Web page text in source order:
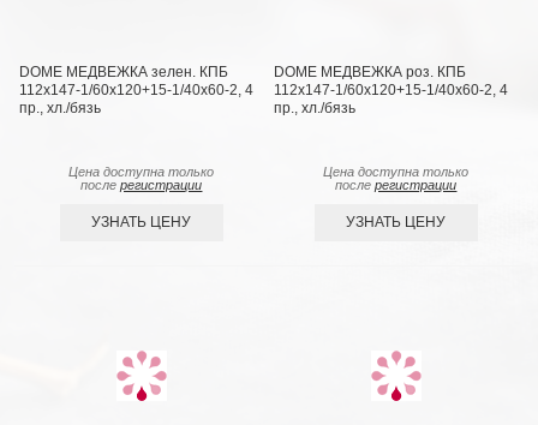
DOME МЕДВЕЖКА зелен. КПБ
112х147-1/60х120+15-1/40х60-2, 4
пр., хл./бязь
Цена доступна только
послерегистрации
УЗНАТЬ ЦЕНУ
DOME МЕДВЕЖКА роз. КПБ
112х147-1/60х120+15-1/40х60-2, 4
пр., хл./бязь
Цена доступна только
послерегистрации
УЗНАТЬ ЦЕНУ